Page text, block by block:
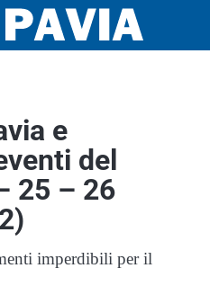
e
del
25 – 26
imperdibili per il